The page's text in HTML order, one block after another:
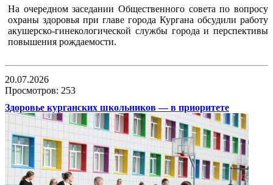
На очередном заседании Общественного совета по вопросу
охраны здоровья при главе города Кургана обсудили работу
акушерско-гинекологической службы города и перспективы
повышения рождаемости.
20.07.2026
Просмотров: 253
Здоровье курганских школьников — в приоритете